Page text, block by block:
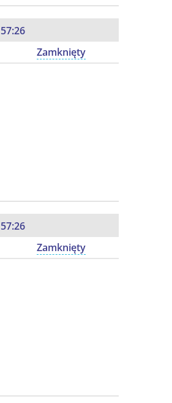
57:25
Zamknięty
57:25
Zamknięty